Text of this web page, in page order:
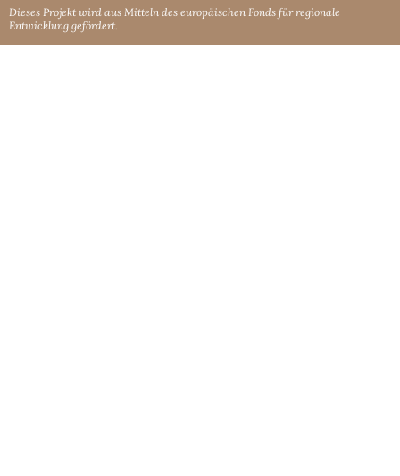
Dieses Projekt wird aus Mitteln des europäischen Fonds für regionale
Entwicklung gefördert.